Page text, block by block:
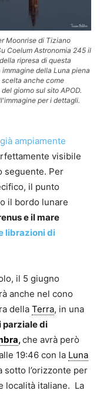
Moonrise di Tiziano
Coelum Astronomia 245 il
ripresa di questa
immagine della Luna piena
scelta anche come
giorno sul sito APOD.
per i dettagli.
ampiamente
visibile
seguente. Per
il punto
il bordo lunare
e il mare
librazioni di
il 5 giugno
anche nel cono
della Terra, in una
parziale di
,che avrà però
19:46 con la Luna
sotto l’orizzonte per
località italiane. La